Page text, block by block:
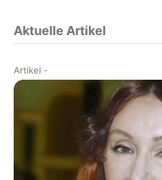
Aktuelle Artikel
Artikel -